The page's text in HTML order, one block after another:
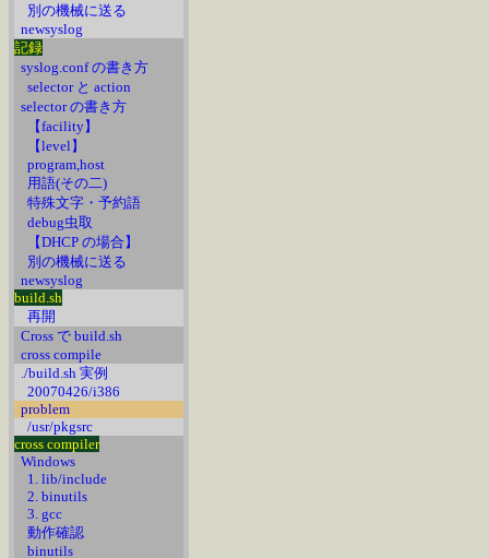
別の機械に送る
newsyslog
記録
syslog.conf の書き方
selector と action
selector の書き方
【facility】
【level】
program,host
用語(その二)
特殊文字・予約語
debug虫取
【DHCP の場合】
別の機械に送る
newsyslog
build.sh
再開
Cross で build.sh
cross compile
./build.sh 実例
20070426/i386
problem
/usr/pkgsrc
cross compiler
Windows
1. lib/include
2. binutils
3. gcc
動作確認
binutils